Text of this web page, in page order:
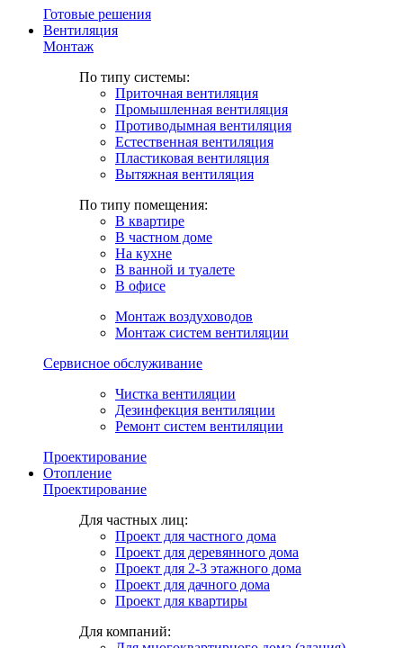
Готовые решения
Вентиляция
Монтаж
По типу системы:
Приточная вентиляция
Промышленная вентиляция
Противодымная вентиляция
Естественная вентиляция
Пластиковая вентиляция
Вытяжная вентиляция
По типу помещения:
В квартире
В частном доме
На кухне
В ванной и туалете
В офисе
Монтаж воздуховодов
Монтаж систем вентиляции
Сервисное обслуживание
Чистка вентиляции
Дезинфекция вентиляции
Ремонт систем вентиляции
Проектирование
Отопление
Проектирование
Для частных лиц:
Проект для частного дома
Проект для деревянного дома
Проект для 2-3 этажного дома
Проект для дачного дома
Проект для квартиры
Для компаний: